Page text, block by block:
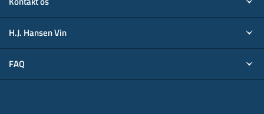
H.J. Hansen Vin
FAQ